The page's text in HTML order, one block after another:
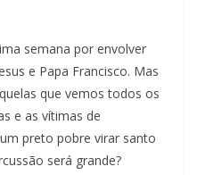
semana por envolver
e Papa Francisco. Mas
que vemos todos os
e as vítimas de
preto pobre virar santo
será grande?